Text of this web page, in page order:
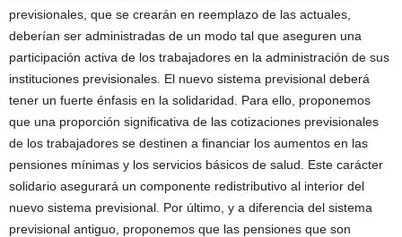
previsionales, que se crearán en reemplazo de las actuales,
deberían ser administradas de un modo tal que aseguren una
participación activa de los trabajadores en la administración de sus
instituciones previsionales. El nuevo sistema previsional deberá
tener un fuerte énfasis en la solidaridad. Para ello, proponemos
que una proporción significativa de las cotizaciones previsionales
de los trabajadores se destinen a financiar los aumentos en las
pensiones mínimas y los servicios básicos de salud. Este carácter
solidario asegurará un componente redistributivo al interior del
nuevo sistema previsional. Por último, y a diferencia del sistema
previsional antiguo, proponemos que las pensiones que son